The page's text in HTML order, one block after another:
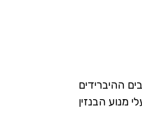
ההיברידים